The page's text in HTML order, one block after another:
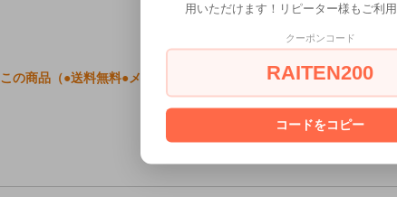
この商品（●送料無料●メタルワイドコックリング（Ｓ） 40Φ シルバ
あなたは18歳以上ですか？
[ はい ] [ いいえ ]
用いただけます！リピーター様もご利用
クーポンコード
RAITEN200
コードをコピー